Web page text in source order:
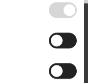
La deg inspirere og få